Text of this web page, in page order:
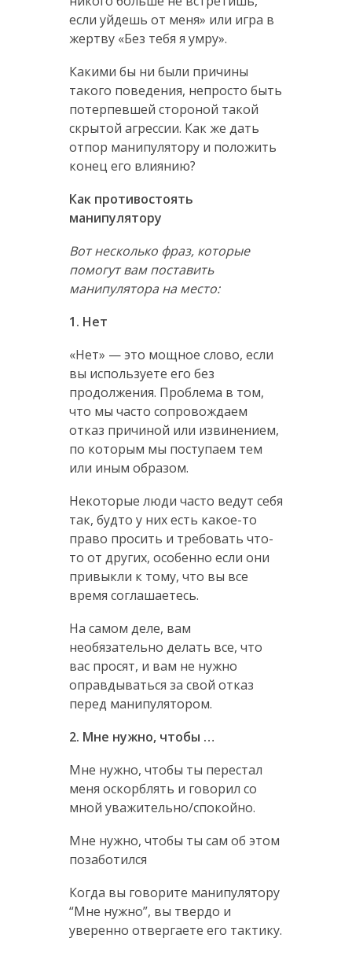
если уйдешь от меня» или игра в
жертву «Без тебя я умру».
Какими бы ни были причины
такого поведения, непросто быть
потерпевшей стороной такой
скрытой агрессии. Как же дать
отпор манипулятору и положить
конец его влиянию?
Как противостоять
манипулятору
Вот несколько фраз, которые
помогут вам поставить
манипулятора на место:
1. Нет
«Нет» — это мощное слово, если
вы используете его без
продолжения. Проблема в том,
что мы часто сопровождаем
отказ причиной или извинением,
по которым мы поступаем тем
или иным образом.
Некоторые люди часто ведут себя
так, будто у них есть какое-то
право просить и требовать что-
то от других, особенно если они
привыкли к тому, что вы все
время соглашаетесь.
На самом деле, вам
необязательно делать все, что
вас просят, и вам не нужно
оправдываться за свой отказ
перед манипулятором.
2. Мне нужно, чтобы …
Мне нужно, чтобы ты перестал
меня оскорблять и говорил со
мной уважительно/спокойно.
Мне нужно, чтобы ты сам об этом
позаботился
Когда вы говорите манипулятору
“Мне нужно”, вы твердо и
уверенно отвергаете его тактику.